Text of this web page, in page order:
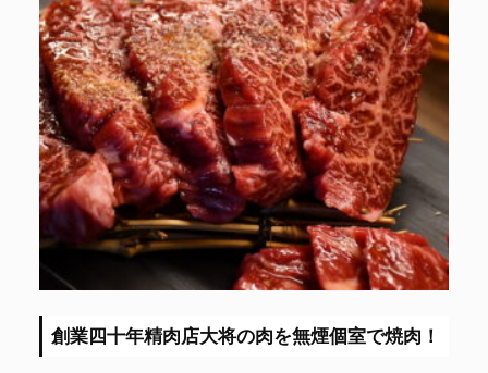
創業四十年精肉店大将の肉を無煙個室で焼肉！